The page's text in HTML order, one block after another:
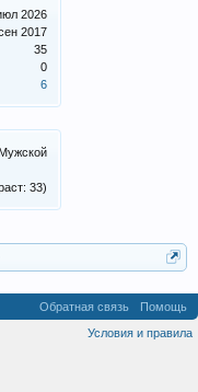
2026
2017
35
0
6
33)
Обратная связь
Помощь
Условия и правила